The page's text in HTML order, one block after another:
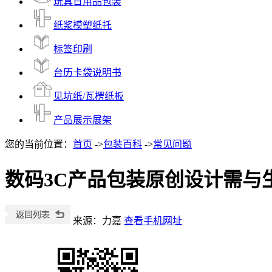
纸浆模塑纸托
标签印刷
台历卡袋说明书
见坑纸/瓦楞纸板
产品展示展架
您的当前位置： 首页 ->包装百科 ->常见问题
数码3C产品包装原创设计需与
来源：力嘉 查看手机网址